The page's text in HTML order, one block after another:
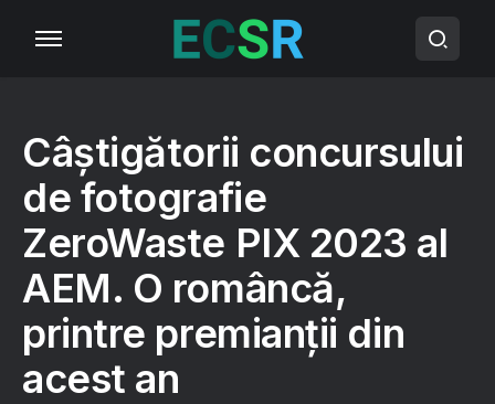
Câștigătorii concursului
de fotografie
ZeroWaste PIX 2023 al
AEM. O româncă,
printre premianții din
acest an